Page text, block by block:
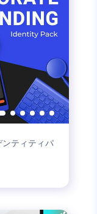
ティティパ